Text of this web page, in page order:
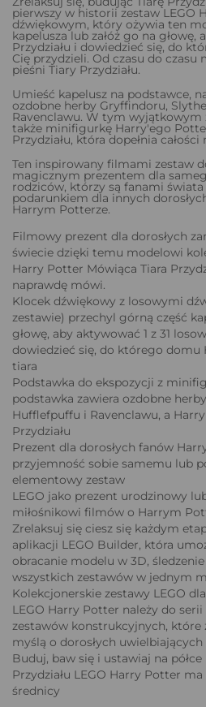
pierwszy w historii zestaw LEGO
dźwiękowym, który ożywia ten
kapelusza lub załóż go na głowę,
Przydziału i dowiedzieć się, do
Cię przydzieli. Od czasu do czasu
pieśni Tiary Przydziału.
Umieść kapelusz na podstawce,
ozdobne herby Gryffindoru,
Ravenclawu. W tym wyjątkowym
także minifigurkę Harry'ego
Przydziału, która dopełnia całości
Ten inspirowany filmami zestaw
magicznym prezentem dla
rodziców, którzy są fanami
podarunkiem dla innych
Harrym Potterze.
Filmowy prezent dla dorosłych
świecie dzięki temu modelowi
Harry Potter Mówiąca Tiara
naprawdę mówi.
Klocek dźwiękowy z losowymi
zestawie) przechyl górną część
głowę, aby aktywować 1 z 31
dowiedzieć się, do którego domu
tiara
Podstawka do ekspozycji z
podstawka zawiera ozdobne
Hufflefpuffu i Ravenclawu, a
Przydziału
Prezent dla dorosłych fanów
przyjemność sobie samemu lub
elementowy zestaw
LEGO jako prezent urodzinowy
miłośnikowi filmów o Harrym
Zrelaksuj się ciesz się każdym
aplikacji LEGO Builder, która
obracanie modelu w 3D,
wszystkich zestawów w jednym
Kolekcjonerskie zestawy LEGO
LEGO Harry Potter należy do
zestawów konstrukcyjnych, które
myślą o dorosłych
Buduj, baw się i ustawiaj na
Przydziału LEGO Harry Potter
średnicy